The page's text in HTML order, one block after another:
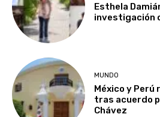
Esthela
investigación
MUNDO
México y Perú
tras acuerdo
Chávez